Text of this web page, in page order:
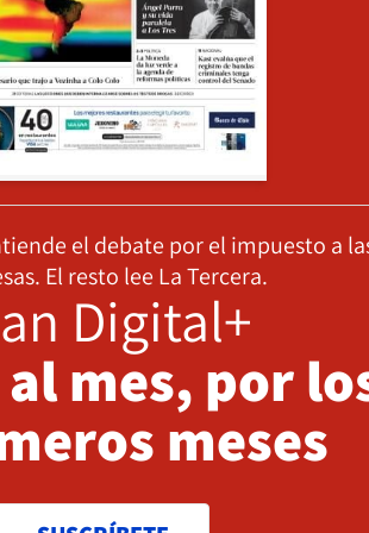
el debate por el impuesto a
El resto lee La Tercera.
Digital+
mes, por
meses